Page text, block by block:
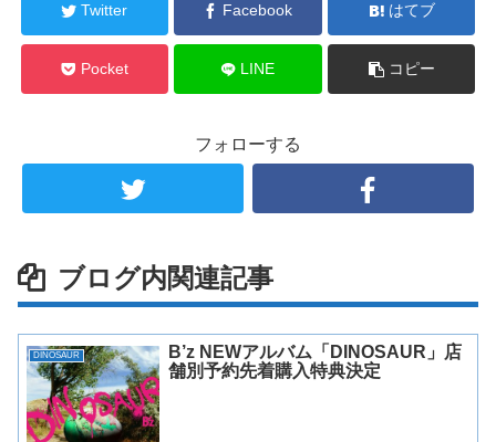
Twitter Facebook はてブ
Pocket LINE コピー
フォローする
ブログ内関連記事
DINOSAUR
B’z NEWアルバム「DINOSAUR」店
舗別予約先着購入特典決定